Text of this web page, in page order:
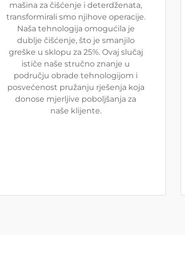
mašina za čišćenje i deterdženata,
transformirali smo njihove operacije.
Naša tehnologija omogućila je
dublje čišćenje, što je smanjilo
greške u sklopu za 25%. Ovaj slučaj
ističe naše stručno znanje u
području obrade tehnologijom i
posvećenost pružanju rješenja koja
donose mjerljive poboljšanja za
naše klijente.